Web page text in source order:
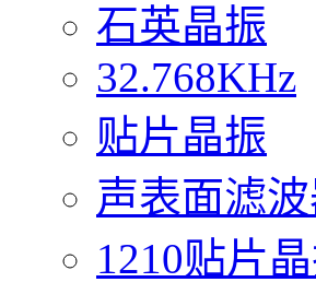
石英晶振
32.768KHz
贴片晶振
声表面滤
1210贴片